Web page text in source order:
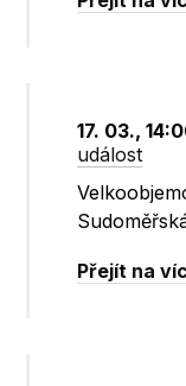
17. 03.,
událost
Přejít na